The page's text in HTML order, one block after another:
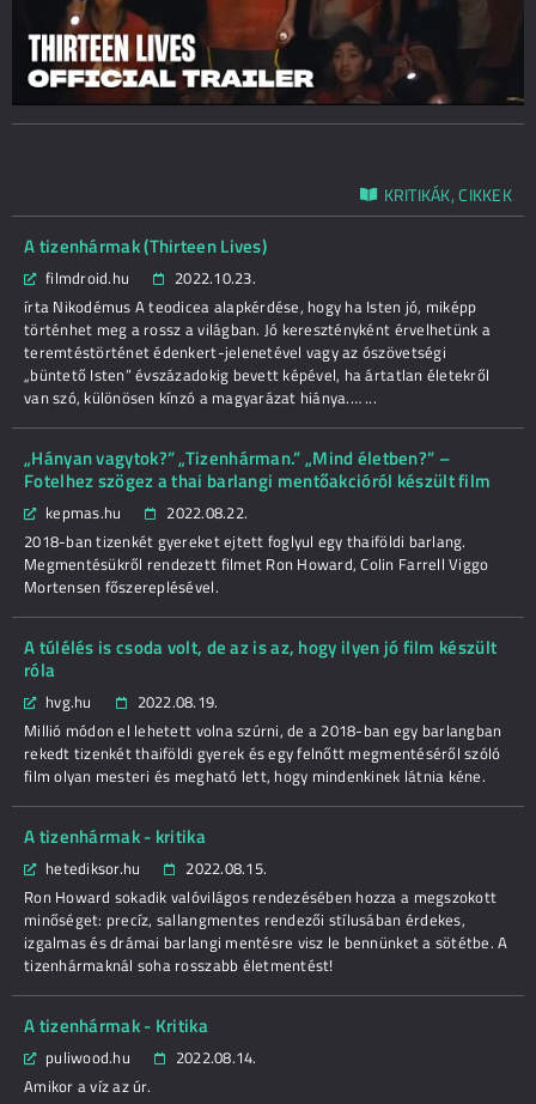
KRITIKÁK, CIKKEK
A tizenhármak (Thirteen Lives)
filmdroid.hu
2022.10.23.
írta Nikodémus A teodicea alapkérdése, hogy ha Isten jó, miképp
történhet meg a rossz a világban. Jó keresztényként érvelhetünk a
teremtéstörténet édenkert-jelenetével vagy az ószövetségi
„büntető Isten” évszázadokig bevett képével, ha ártatlan életekről
van szó, különösen kínzó a magyarázat hiánya.… ...
„Hányan vagytok?” „Tizenhárman.” „Mind életben?” –
Fotelhez szögez a thai barlangi mentőakcióról készült film
kepmas.hu
2022.08.22.
2018-ban tizenkét gyereket ejtett foglyul egy thaiföldi barlang.
Megmentésükről rendezett filmet Ron Howard, Colin Farrell Viggo
Mortensen főszereplésével.
A túlélés is csoda volt, de az is az, hogy ilyen jó film készült
róla
hvg.hu
2022.08.19.
Millió módon el lehetett volna szúrni, de a 2018-ban egy barlangban
rekedt tizenkét thaiföldi gyerek és egy felnőtt megmentéséről szóló
film olyan mesteri és megható lett, hogy mindenkinek látnia kéne.
A tizenhármak - kritika
hetediksor.hu
2022.08.15.
Ron Howard sokadik valóvilágos rendezésében hozza a megszokott
minőséget: precíz, sallangmentes rendezői stílusában érdekes,
izgalmas és drámai barlangi mentésre visz le bennünket a sötétbe. A
tizenhármaknál soha rosszabb életmentést!
A tizenhármak - Kritika
puliwood.hu
2022.08.14.
Amikor a víz az úr.